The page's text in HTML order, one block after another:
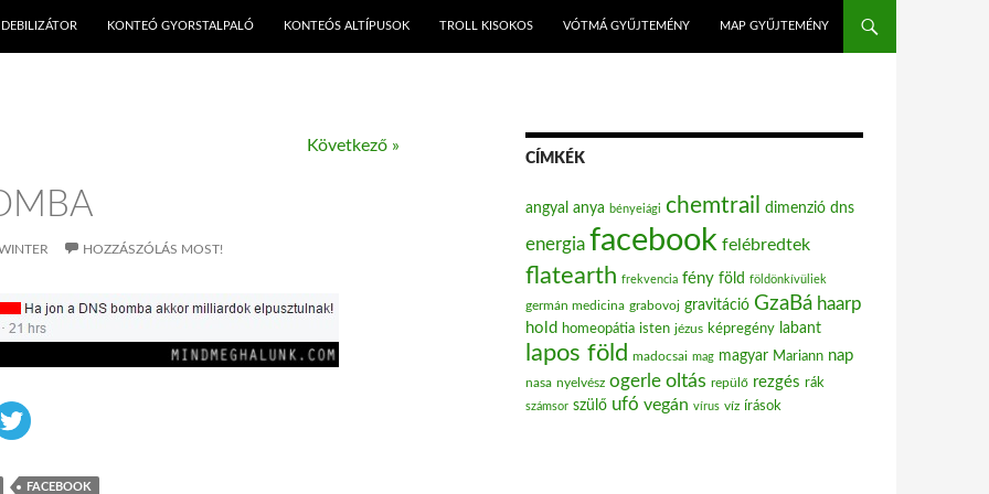
DEBILIZÁTOR
KONTEÓ GYORSTALPALÓ KONTEÓS ALTÍPUSOK TROLL KISOKOS VÓTMÁ GYŰJTEMÉNY MAP GYŰJTEMÉNY
Következő »
HOZZÁSZÓLÁS MOST!
FACEBOOK
CÍMKÉK
angyal anya bényeiági chemtrail dimenzió dns
energia facebook felébredtek
flatearth frekvencia fény föld földönkívüliek
germán medicina grabovoj gravitáció GzaBá haarp
hold homeopátia isten jézus képregény labant
lapos föld madocsai mag magyar Mariann nap
nasa nyelvész ogerle oltás repülő rezgés rák
számsor szülő ufó vegán vírus víz írások